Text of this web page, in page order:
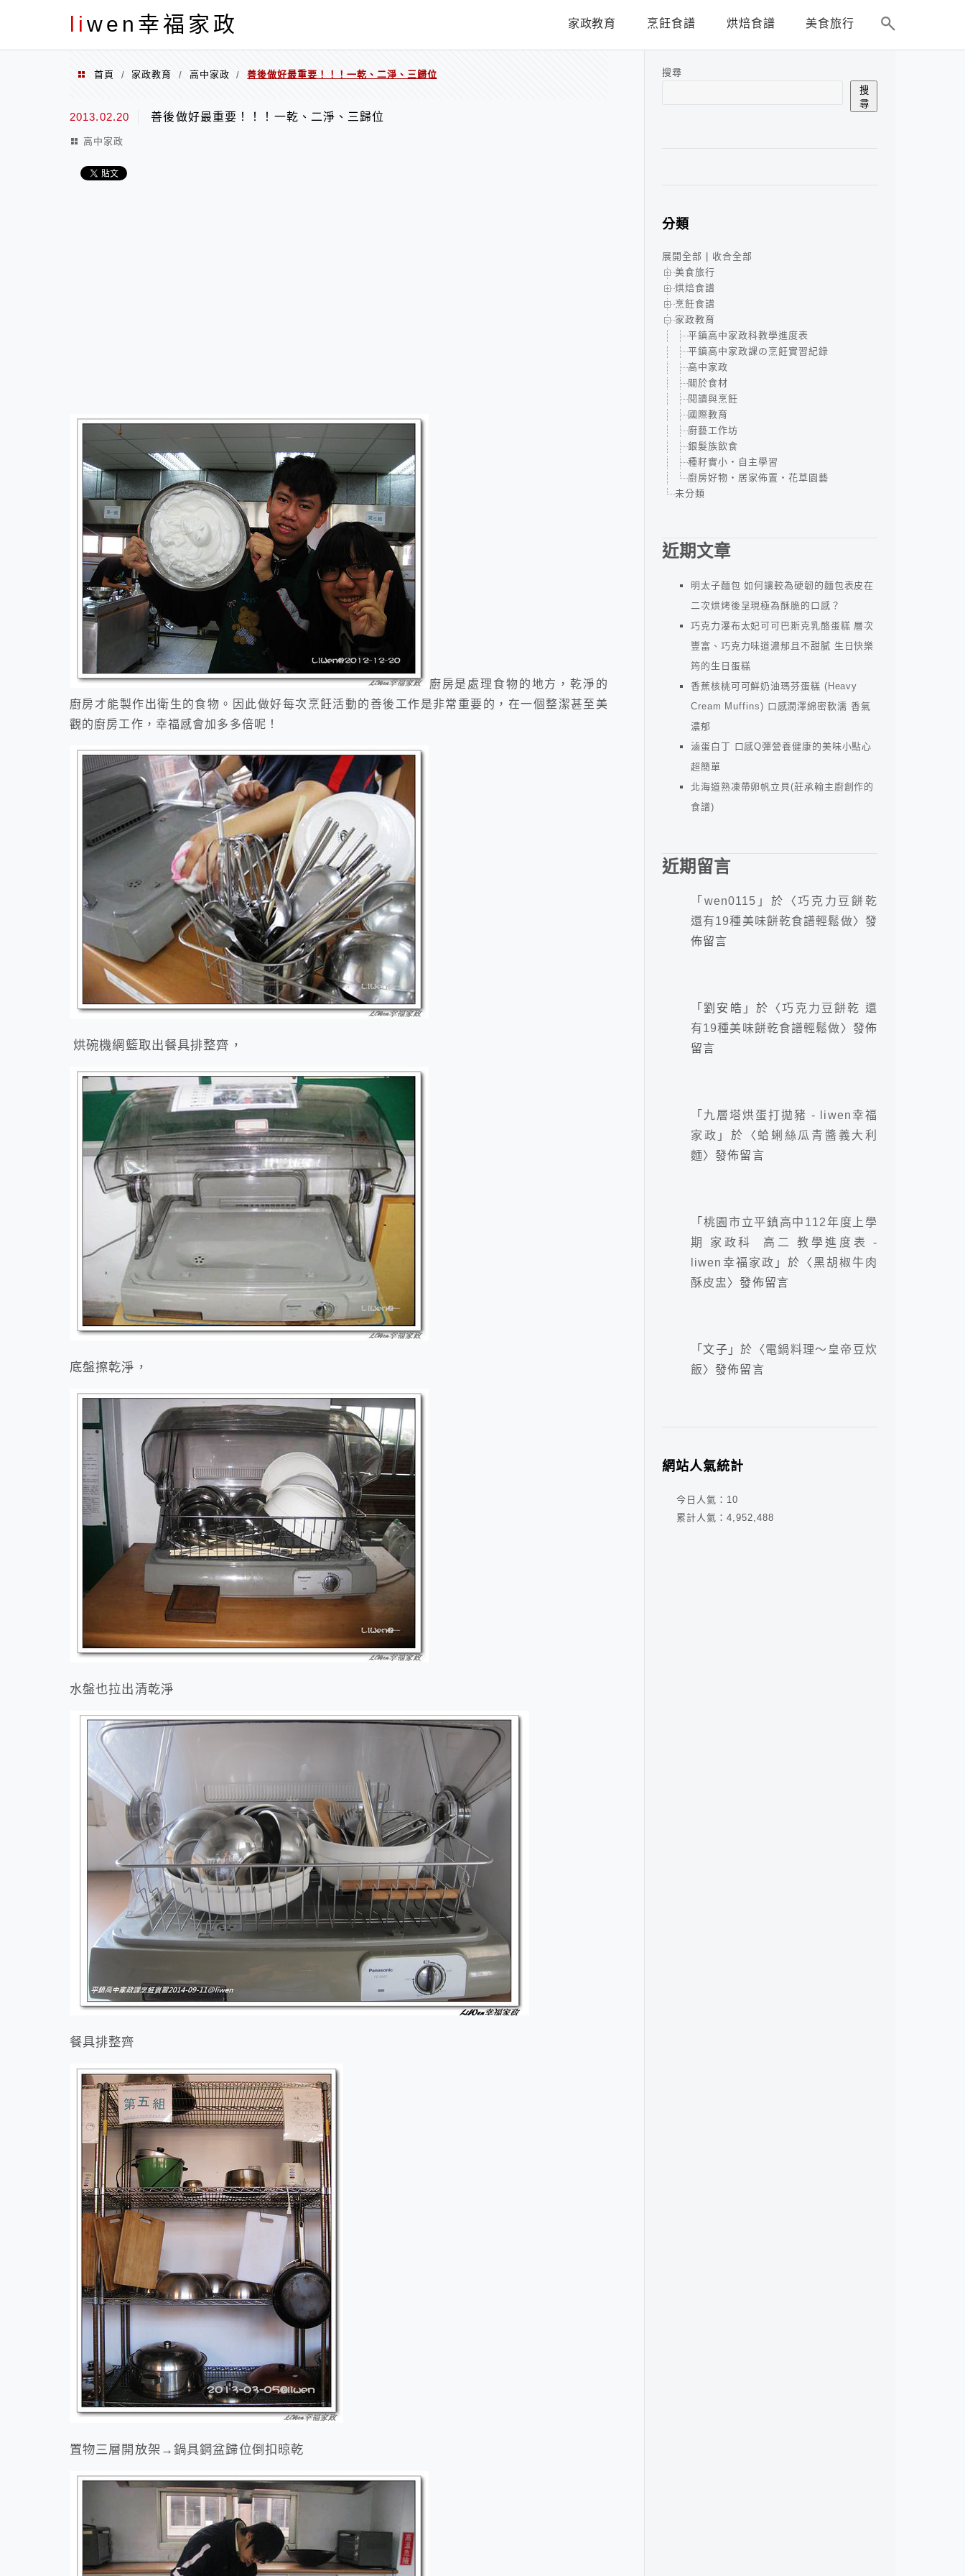
li wen幸福家政
menu
家政教育 烹飪食譜 烘焙食譜 美食旅行
首頁 / 家政教育 / 高中家政 / 善後做好最重要！！！一乾、二淨、三歸位
2013.02.20 善後做好最重要！！！一乾、二淨、三歸位
高中家政
廚房是處理食物的地方，乾淨的
廚房才能製作出衛生的食物。因此做好每次烹飪活動的善後工作是非常重要的，在一個整潔甚至美
觀的廚房工作，幸福感會加多多倍呢！
烘碗機網籃取出餐具排整齊，
底盤擦乾淨，
水盤也拉出清乾淨
餐具排整齊
置物三層開放架→鍋具鋼盆歸位倒扣晾乾
搜尋
搜
尋
分類
展開全部
收合全部
美食旅行
烘焙食譜
烹飪食譜
家政教育
平鎮高中家政科教學進度表
平鎮高中家政課の烹飪實習紀錄
高中家政
關於食材
閱讀與烹飪
國際教育
廚藝工作坊
銀髮族飲食
種籽實小‧自主學習
廚房好物‧居家佈置‧花草園藝
未分類
近期文章
明太子麵包 如何讓較為硬韌的麵包表皮在
二次烘烤後呈現極為酥脆的口感？
巧克力瀑布太妃可可巴斯克乳酪蛋糕 層次
豐富、巧克力味道濃郁且不甜膩 生日快樂
筠的生日蛋糕
香蕉核桃可可鮮奶油瑪芬蛋糕 (Heavy
Cream Muffins) 口感潤澤綿密軟濡 香氣
濃郁
滷蛋白丁 口感Q彈營養健康的美味小點心
超簡單
北海道熟凍帶卵帆立貝(莊承翰主廚創作的
食譜)
近期留言
「 wen0115 」於〈巧克力豆餅乾
還有19種美味餅乾食譜輕鬆做〉發
佈留言
「劉安皓 」於〈巧克力豆餅乾 還
有19種美味餅乾食譜輕鬆做〉發佈
留言
「 九層塔烘蛋打拋豬 - liwen幸福
家政 」於〈 蛤蜊絲瓜青醬義大利
麵〉發佈留言
「 桃園市立平鎮高中112年度上學
期 家政科 高二 教學進度表 -
liwen幸福家政 」於〈 黑胡椒牛肉
酥皮盅 〉發佈留言
「文子 」於〈電鍋料理～皇帝豆炊
飯〉發佈留言
網站人氣統計
今日人氣： 10
累計人氣： 4,952,488